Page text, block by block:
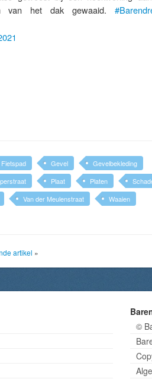
van het dak gewaaid.
Fietspad Gevel
Gevelbekleding
Plaat Platen
Van der Meulenstraat
Waaien
artikel »
©